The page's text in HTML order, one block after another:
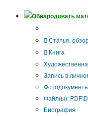
Обнародовать
Статья,
Книга
Запись в
Фотодокументы
Файл(ы):
Биография